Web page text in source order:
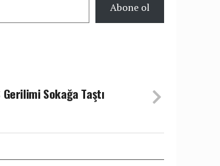
Abone ol
Sokağa Taştı